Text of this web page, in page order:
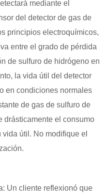
mediante el
del detector de gas de
principios electroquímicos,
entre el grado de pérdida
de sulfuro de hidrógeno en
la vida útil del detector
en condiciones normales
de gas de sulfuro de
drásticamente el consumo
útil. No modifique el
Un cliente reflexionó que